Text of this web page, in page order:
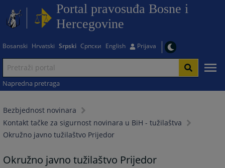
Portal pravosuđa Bosne i
Hercegovine
Bosanski Hrvatski Srpski Српски English Prijava
Napredna pretraga
Bezbjednost novinara
Kontakt tačke za sigurnost novinara u BiH - tužilaštva
Okružno javno tužilaštvo Prijedor
Okružno javno tužilaštvo Prijedor